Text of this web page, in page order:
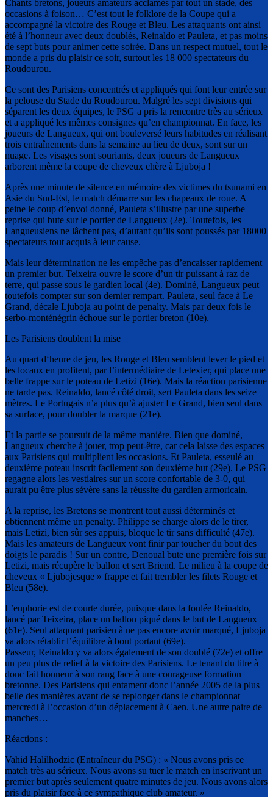
Chants bretons, joueurs amateurs acclamés par tout un stade, des
occasions à foison… C’est tout le folklore de la Coupe qui a
accompagné la victoire des Rouge et Bleu. Les attaquants ont ainsi
été à l’honneur avec deux doublés, Reinaldo et Pauleta, et pas moins
de sept buts pour animer cette soirée. Dans un respect mutuel, tout le
monde a pris du plaisir ce soir, surtout les 18 000 spectateurs du
Roudourou.
Ce sont des Parisiens concentrés et appliqués qui font leur entrée sur
la pelouse du Stade du Roudourou. Malgré les sept divisions qui
séparent les deux équipes, le PSG a pris la rencontre très au sérieux
et a appliqué les mêmes consignes qu’en championnat. En face, les
joueurs de Langueux, qui ont bouleversé leurs habitudes en réalisant
trois entraînements dans la semaine au lieu de deux, sont sur un
nuage. Les visages sont souriants, deux joueurs de Langueux
arborent même la coupe de cheveux chère à Ljuboja !
Après une minute de silence en mémoire des victimes du tsunami en
Asie du Sud-Est, le match démarre sur les chapeaux de roue. A
peine le coup d’envoi donné, Pauleta s’illustre par une superbe
reprise qui bute sur le portier de Langueux (2e). Toutefois, les
Langueusiens ne lâchent pas, d’autant qu’ils sont poussés par 18000
spectateurs tout acquis à leur cause.
Mais leur détermination ne les empêche pas d’encaisser rapidement
un premier but. Teixeira ouvre le score d’un tir puissant à raz de
terre, qui passe sous le gardien local (4e). Dominé, Langueux peut
toutefois compter sur son dernier rempart. Pauleta, seul face à Le
Grand, décale Ljuboja au point de penalty. Mais par deux fois le
serbo-monténégrin échoue sur le portier breton (10e).
Les Parisiens doublent la mise
Au quart d‘heure de jeu, les Rouge et Bleu semblent lever le pied et
les locaux en profitent, par l’intermédiaire de Letexier, qui place une
belle frappe sur le poteau de Letizi (16e). Mais la réaction parisienne
ne tarde pas. Reinaldo, lancé côté droit, sert Pauleta dans les seize
mètres. Le Portugais n’a plus qu’à ajuster Le Grand, bien seul dans
sa surface, pour doubler la marque (21e).
Et la partie se poursuit de la même manière. Bien que dominé,
Langueux cherche à jouer, trop peut-être, car cela laisse des espaces
aux Parisiens qui multiplient les occasions. Et Pauleta, esseulé au
deuxième poteau inscrit facilement son deuxième but (29e). Le PSG
regagne alors les vestiaires sur un score confortable de 3-0, qui
aurait pu être plus sévère sans la réussite du gardien armoricain.
A la reprise, les Bretons se montrent tout aussi déterminés et
obtiennent même un penalty. Philippe se charge alors de le tirer,
mais Letizi, bien sûr ses appuis, bloque le tir sans difficulté (47e).
Mais les amateurs de Langueux vont finir par toucher du bout des
doigts le paradis ! Sur un contre, Denoual bute une première fois sur
Letizi, mais récupère le ballon et sert Briend. Le milieu à la coupe de
cheveux « Ljubojesque » frappe et fait trembler les filets Rouge et
Bleu (58e).
L’euphorie est de courte durée, puisque dans la foulée Reinaldo,
lancé par Teixeira, place un ballon piqué dans le but de Langueux
(61e). Seul attaquant parisien à ne pas encore avoir marqué, Ljuboja
va alors rétablir l’équilibre à bout portant (69e).
Passeur, Reinaldo y va alors également de son doublé (72e) et offre
un peu plus de relief à la victoire des Parisiens. Le tenant du titre à
donc fait honneur à son rang face à une courageuse formation
bretonne. Des Parisiens qui entament donc l’année 2005 de la plus
belle des manières avant de se replonger dans le championnat
mercredi à l’occasion d’un déplacement à Caen. Une autre paire de
manches…
Réactions :
Vahid Halilhodzic (Entraîneur du PSG) : « Nous avons pris ce
match très au sérieux. Nous avons su tuer le match en inscrivant un
premier but après seulement quatre minutes de jeu. Nous avons alors
pris du plaisir face à ce sympathique club amateur. »